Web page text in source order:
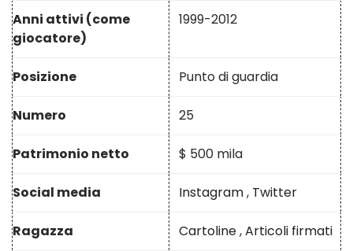
Anni attivi (come
giocatore)
1999-2012
Posizione Punto di guardia
Numero 25
Patrimonio netto $ 500 mila
Social media Instagram, Twitter
Ragazza Cartoline,Articoli firmati